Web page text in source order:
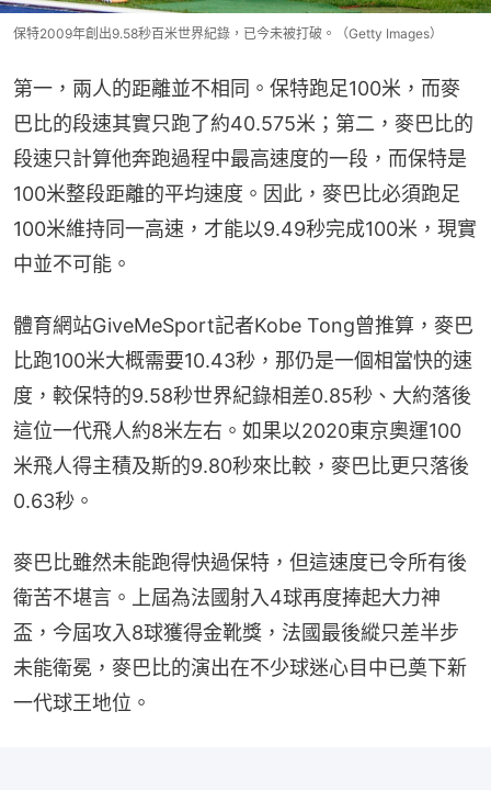
保特2009年創出9.58秒百米世界紀錄，已今未被打破。（Getty Images）
第一，兩人的距離並不相同。保特跑足100米，而麥
巴比的段速其實只跑了約40.575米；第二，麥巴比的
段速只計算他奔跑過程中最高速度的一段，而保特是
100米整段距離的平均速度。因此，麥巴比必須跑足
100米維持同一高速，才能以9.49秒完成100米，現實
中並不可能。
體育網站GiveMeSport記者Kobe Tong曾推算，麥巴
比跑100米大概需要10.43秒，那仍是一個相當快的速
度，較保特的9.58秒世界紀錄相差0.85秒、大約落後
這位一代飛人約8米左右。如果以2020東京奧運100
米飛人得主積及斯的9.80秒來比較，麥巴比更只落後
0.63秒。
麥巴比雖然未能跑得快過保特，但這速度已令所有後
衛苦不堪言。上屆為法國射入4球再度捧起大力神
盃，今屆攻入8球獲得金靴獎，法國最後縱只差半步
未能衛冕，麥巴比的演出在不少球迷心目中已奠下新
一代球王地位。